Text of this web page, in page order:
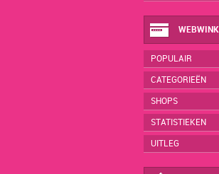
POPULAIR
CATEGORIEËN
SHOPS
STATISTIEKEN
UITLEG